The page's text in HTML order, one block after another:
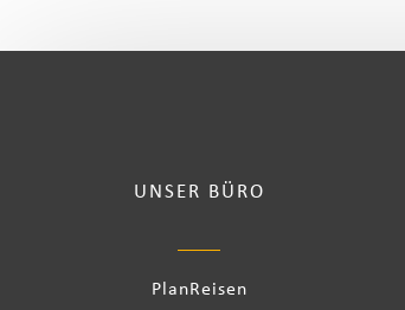
UNSER BÜRO
PlanReisen